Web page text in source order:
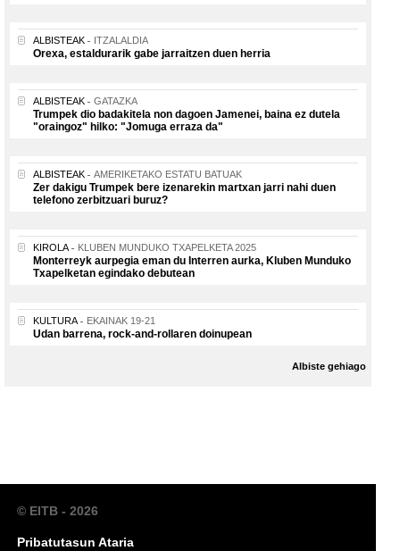
ALBISTEAK ITZALALDIA
Orexa, estaldurarik gabe jarraitzen duen herria
ALBISTEAK GATAZKA
Trumpek dio badakitela non dagoen Jamenei, baina ez dutela
"oraingoz" hilko: "Jomuga erraza da"
ALBISTEAK AMERIKETAKO ESTATU BATUAK
Zer dakigu Trumpek bere izenarekin martxan jarri nahi duen
telefono zerbitzuari buruz?
KIROLA KLUBEN MUNDUKO TXAPELKETA 2025
Monterreyk aurpegia eman du Interren aurka, Kluben Munduko
Txapelketan egindako debutean
KULTURA EKAINAK 19-21
Udan barrena, rock-and-rollaren doinupean
Albiste gehiago
© EITB - 2026
Pribatutasun Ataria